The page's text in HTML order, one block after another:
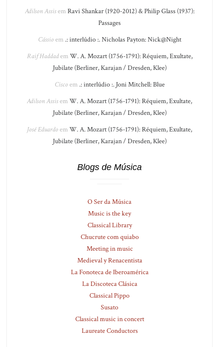
Adilson Assisem Ravi Shankar (1920-2012) & Philip Glass (1937):
Passages
Cássioem .: interlúdio :. Nicholas Payton: Nick@Night
Raif Haddadem W. A. Mozart (1756-1791): Réquiem, Exultate,
Jubilate (Berliner, Karajan / Dresden, Klee)
Ciscoem .: interlúdio :. Joni Mitchell: Blue
Adilson Assisem W. A. Mozart (1756-1791): Réquiem, Exultate,
Jubilate (Berliner, Karajan / Dresden, Klee)
José Eduardoem W. A. Mozart (1756-1791): Réquiem, Exultate,
Jubilate (Berliner, Karajan / Dresden, Klee)
Blogs de Música
O Ser da Música
Music is the key
Classical Library
Chucrute com quiabo
Meeting in music
Medieval y Renacentista
La Fonoteca de Iberoamérica
La Discoteca Clásica
Classical Pippo
Susato
Classical music in concert
Laureate Conductors